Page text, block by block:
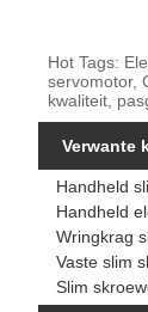
Hot Tags:
servomotor,
kwaliteit,
Verwante
Handheld
Handheld
Wringkrag
Vaste slim
Slim